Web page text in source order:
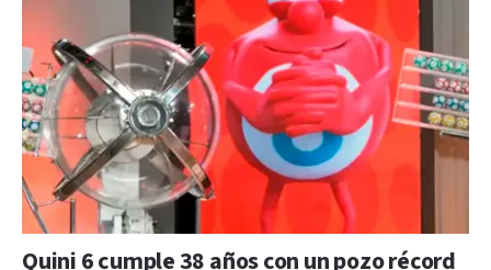
Quini 6 cumple 38 años con un pozo récord